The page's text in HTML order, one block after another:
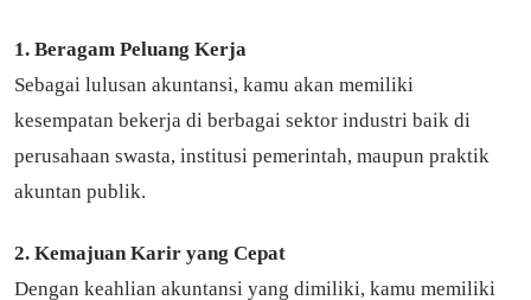
1. Beragam Peluang Kerja
Sebagai lulusan akuntansi, kamu akan memiliki
kesempatan bekerja di berbagai sektor industri baik di
perusahaan swasta, institusi pemerintah, maupun praktik
akuntan publik.
2. Kemajuan Karir yang Cepat
Dengan keahlian akuntansi yang dimiliki, kamu memiliki